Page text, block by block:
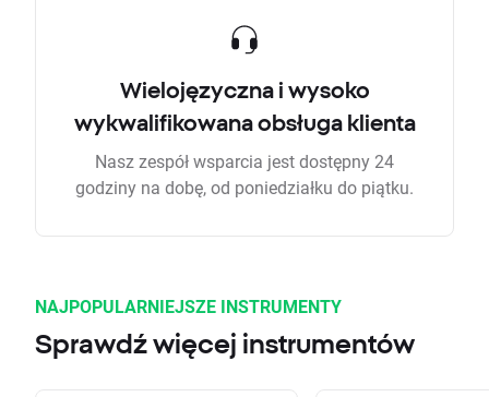
Wielojęzyczna i wysoko
wykwalifikowana obsługa klienta
Nasz zespół wsparcia jest dostępny 24
godziny na dobę, od poniedziałku do piątku.
NAJPOPULARNIEJSZE INSTRUMENTY
Sprawdź więcej instrumentów